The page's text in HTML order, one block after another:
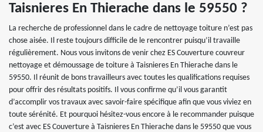
Taisnieres En Thierache dans le 59550 ?
La recherche de professionnel dans le cadre de nettoyage toiture n’est pas
chose aisée. Il reste toujours difficile de le rencontrer puisqu’il travaille
régulièrement. Nous vous invitons de venir chez ES Couverture couvreur
nettoyage et démoussage de toiture à Taisnieres En Thierache dans le
59550. Il réunit de bons travailleurs avec toutes les qualifications requises
pour offrir des résultats positifs. Il vous confirme qu’il vous garantit
d’accomplir vos travaux avec savoir-faire spécifique afin que vous viviez en
toute sérénité. Et pourquoi hésitez-vous encore à le recommander puisque
c’est avec ES Couverture à Taisnieres En Thierache dans le 59550 que vous